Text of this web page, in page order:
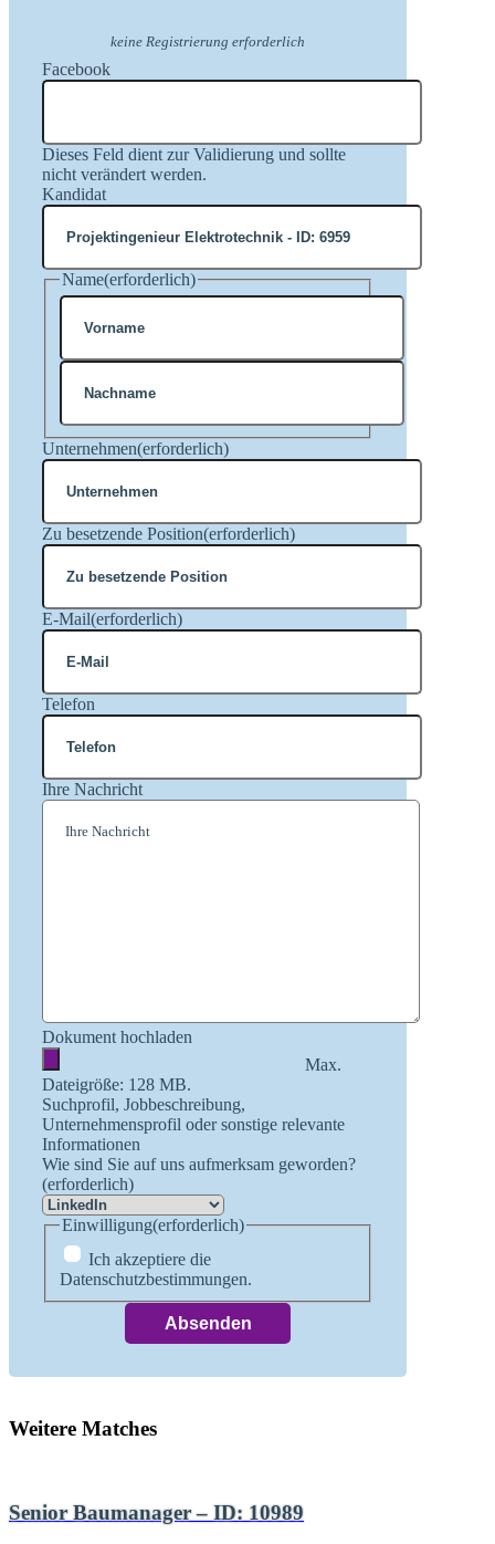
keine Registrierung erforderlich
Facebook
Dieses Feld dient zur Validierung und sollte
nicht verändert werden.
Kandidat
Name(erforderlich)
Vorname
Nachname
Unternehmen(erforderlich)
Zu besetzende Position(erforderlich)
E-Mail(erforderlich)
Telefon
Ihre Nachricht
Dokument hochladen
Max.
Dateigröße: 128 MB.
Suchprofil, Jobbeschreibung,
Unternehmensprofil oder sonstige relevante
Informationen
Wie sind Sie auf uns aufmerksam geworden?
(erforderlich)
Einwilligung(erforderlich)
Ich akzeptiere die
Datenschutzbestimmungen.
Weitere Matches
Senior Baumanager – ID: 10989